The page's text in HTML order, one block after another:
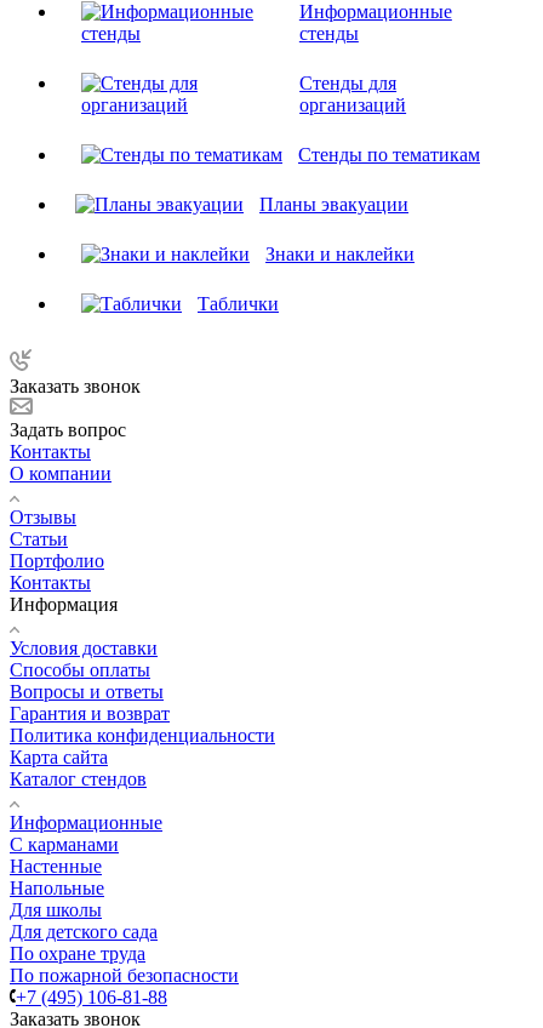
Информационные
стенды
Стенды для
организаций
Стенды по тематикам
Планы эвакуации
Знаки и наклейки
Таблички
Заказать звонок
Задать вопрос
Контакты
О компании
Отзывы
Статьи
Портфолио
Контакты
Информация
Условия доставки
Способы оплаты
Вопросы и ответы
Гарантия и возврат
Политика конфиденциальности
Карта сайта
Каталог стендов
Информационные
С карманами
Настенные
Напольные
Для школы
Для детского сада
По охране труда
По пожарной безопасности
+7 (495) 106-81-88
Заказать звонок